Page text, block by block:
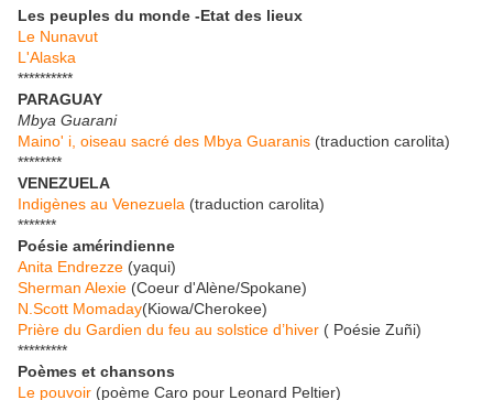
Les peuples du monde -Etat des lieux
Le Nunavut
L'Alaska
**********
PARAGUAY
Mbya Guarani
Maino' i, oiseau sacré des Mbya Guaranis (traduction carolita)
********
VENEZUELA
Indigènes au Venezuela (traduction carolita)
*******
Poésie amérindienne
Anita Endrezze (yaqui)
Sherman Alexie (Coeur d'Alène/Spokane)
N.Scott Momaday(Kiowa/Cherokee)
Prière du Gardien du feu au solstice d’hiver ( Poésie Zuñi)
*********
Poèmes et chansons
Le pouvoir (poème Caro pour Leonard Peltier)